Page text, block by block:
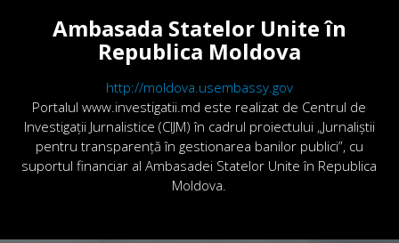
Ambasada Statelor Unite în
Republica Moldova
http://moldova.usembassy.gov
Portalul www.investigatii.md este realizat de Centrul de
Investigații Jurnalistice (CIJM) în cadrul proiectului „Jurnaliștii
pentru transparență în gestionarea banilor publici”, cu
suportul financiar al Ambasadei Statelor Unite în Republica
Moldova.